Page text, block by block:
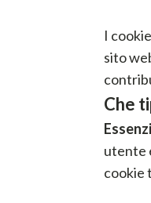
I
sito
Che
utente
cookie